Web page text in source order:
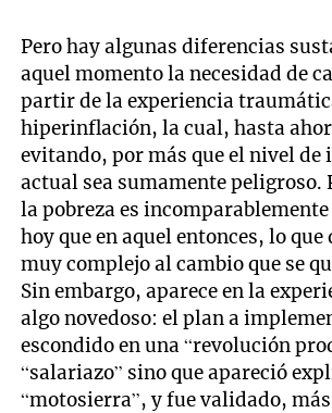
Pero hay algunas diferencias
aquel momento la necesidad de
partir de la experiencia
hiperinflación, la cual, hasta
evitando, por más que el nivel de
actual sea sumamente peligroso.
la pobreza es
hoy que en aquel entonces, lo
muy complejo al cambio que se
Sin embargo, aparece en la
algo novedoso: el plan a
escondido en una “revolución
“salariazo” sino que apareció
“motosierra”, y fue validado,